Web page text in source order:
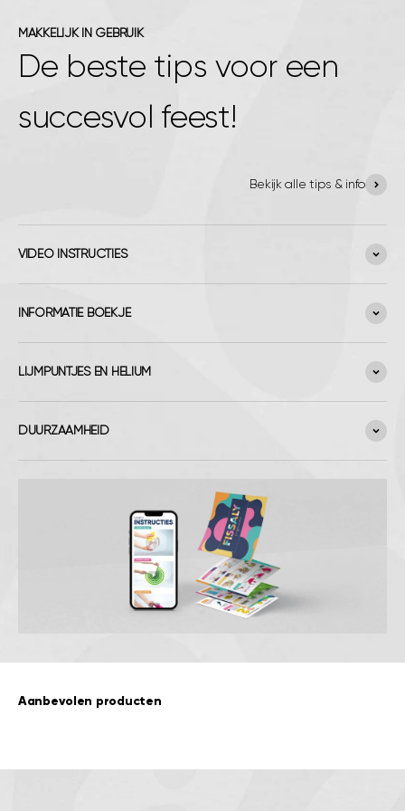
MAKKELIJK IN GEBRUIK
De beste tips voor een
succesvol feest!
Bekijk alle tips & info
VIDEO INSTRUCTIES
INFORMATIE BOEKJE
LIJMPUNTJES EN HELIUM
DUURZAAMHEID
Aanbevolen producten